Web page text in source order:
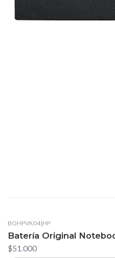
BOHPVK04|HP
Batería Original
$51.000